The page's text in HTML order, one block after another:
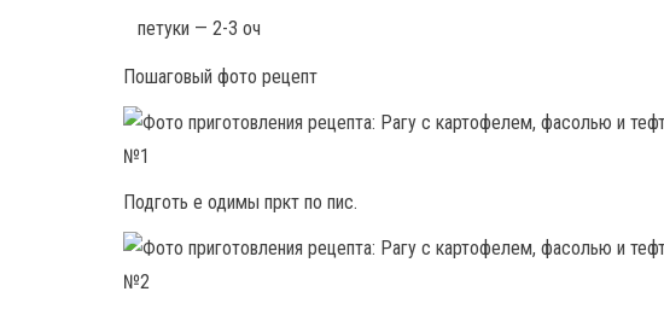
петуки — 2-3 оч
Пошаговый фото рецепт
Подготь е одимы пркт по пис.